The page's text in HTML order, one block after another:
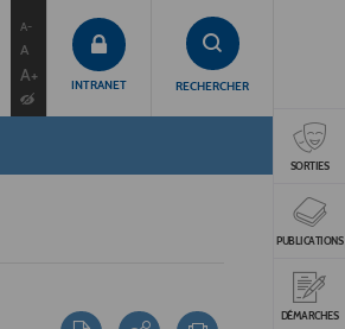
A-
A
A+ INTRANET RECHERCHER
SORTIES
PUBLICATIONS
DÉMARCHES